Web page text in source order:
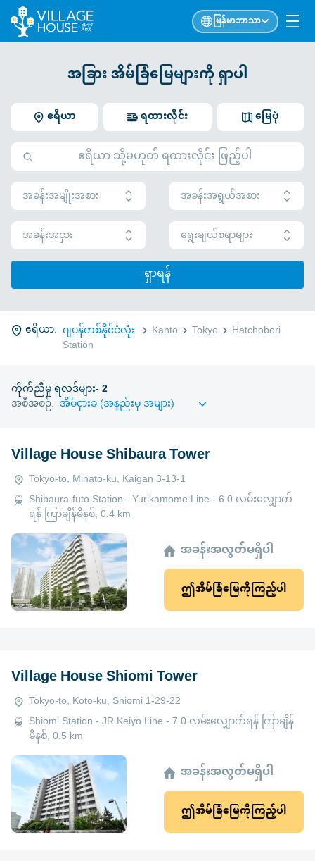
မြန်မာဘာသာ
အခြား အိမ်ခြံမြေများကို ရှာပါ
ဧရိယာ မြေပုံ
ရထားလိုင်း
အခန်းအမျိုးအစား
အခန်းအရွယ်အစား
အခန်းအငှား
ရွေးချယ်စရာများ
ရှာရန်
ဧရိယာ: ဂျပန်တစ်နိုင်ငံလုံး Kanto Tokyo Hatchobori
Station
ကိုက်ညီမှု ရလဒ်များ-2
အစီအစဉ်:
Village House Shibaura Tower
Tokyo-to, Minato-ku, Kaigan 3-13-1
Shibaura-futo Station - Yurikamome Line - 6.0 လမ်းလျှောက်
ရန် ကြာချိန်မိနစ်, 0.4 km
အခန်းအလွတ်မရှိပါ
ဤအိမ်ခြံမြေကိုကြည့်ပါ
Village House Shiomi Tower
Tokyo-to, Koto-ku, Shiomi 1-29-22
Shiomi Station - JR Keiyo Line - 7.0 လမ်းလျှောက်ရန် ကြာချိန်
မိနစ်, 0.5 km
အခန်းအလွတ်မရှိပါ
ဤအိမ်ခြံမြေကိုကြည့်ပါ